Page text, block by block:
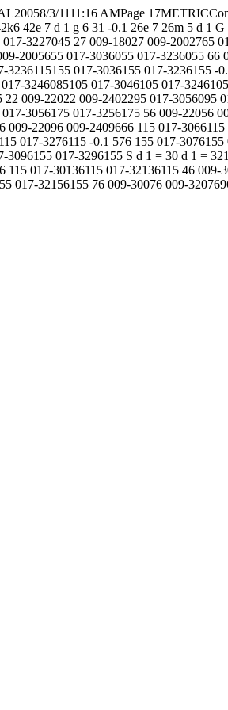
3/1111:16 AMPage
42e 7 d 1 g 6 31 -0.1 26e 7 26m 5 d 1
3227045 27 009-18027 009-2002765
2005655 017-3036055 017-3236055
3236115155 017-3036155 017-3236155
3246085105 017-3046105 017-
009-22022 009-2402295 017-
3056175 017-3256175 56 009-22056
009-22096 009-2409666 115 017-
017-3276115 -0.1 576 155 017-
3096155 017-3296155 S d 1 = 30 d 1 =
115 017-30136115 017-32136115 46
017-32156155 76 009-30076 009-